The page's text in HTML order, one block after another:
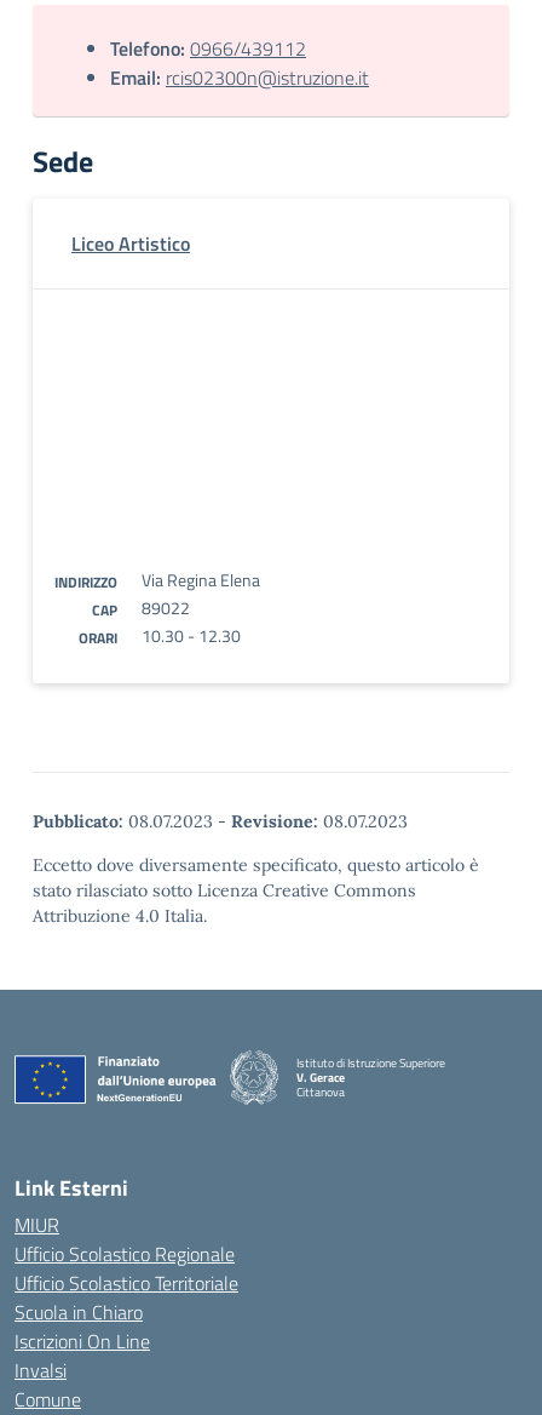
Telefono: 0966/439112
Email: rcis02300n@istruzione.it
Sede
Liceo Artistico
INDIRIZZO Via Regina Elena
CAP 89022
ORARI 10.30 - 12.30
Pubblicato: 08.07.2023 - Revisione: 08.07.2023
Eccetto dove diversamente specificato, questo articolo è
stato rilasciato sotto Licenza Creative Commons
Attribuzione 4.0 Italia.
Istituto di Istruzione Superiore
V. Gerace
Cittanova
Link Esterni
MIUR
Ufficio Scolastico Regionale
Ufficio Scolastico Territoriale
Scuola in Chiaro
Iscrizioni On Line
Invalsi
Comune